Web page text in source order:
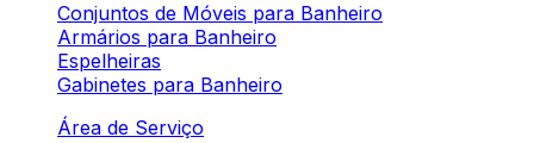
Conjuntos de Móveis para Banheiro
Armários para Banheiro
Espelheiras
Gabinetes para Banheiro
Área de Serviço